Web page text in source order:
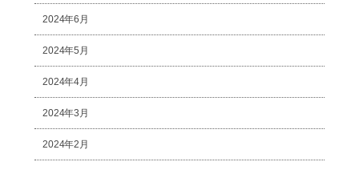
2024年6月
2024年5月
2024年4月
2024年3月
2024年2月